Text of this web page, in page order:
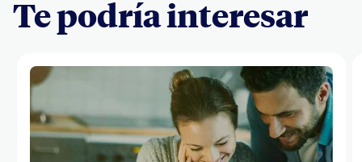
Te podría interesar